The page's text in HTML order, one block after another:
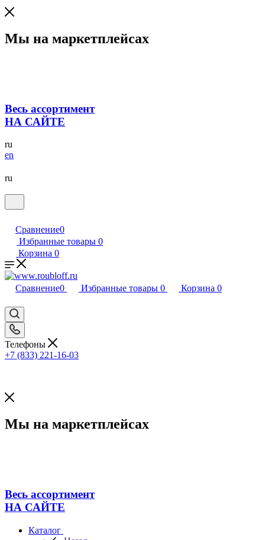
Мы на маркетплейсах
Весь ассортимент
НА САЙТЕ
ru
en
ru
Сравнение0
Избранные товары 0
Корзина 0
Сравнение0 Избранные товары 0 Корзина 0
Телефоны
+7 (833) 221-16-03
Мы на маркетплейсах
Весь ассортимент
НА САЙТЕ
Каталог